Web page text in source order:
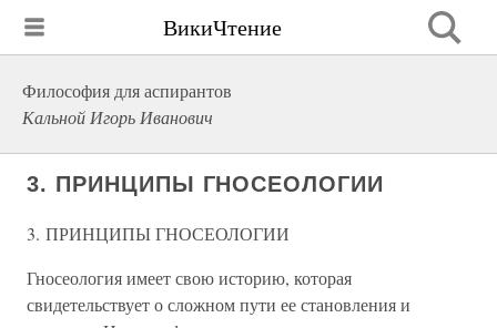
ВикиЧтение
Философия для аспирантов
Кальной Игорь Иванович
3. ПРИНЦИПЫ ГНОСЕОЛОГИИ
3. ПРИНЦИПЫ ГНОСЕОЛОГИИ
Гносеология имеет свою историю, которая
свидетельствует о сложном пути ее становления и